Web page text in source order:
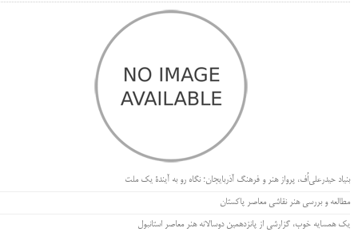
بنیاد حیدرعلی‌اُف، پرواز هنر و فرهنگ آذربایجان؛ نگاه رو به آیندۀ یک ملت
مطالعه و بررسی هنر نقاشی معاصر پاکستان
یک همسایه خوب، گزارشی از پانزدهمین دوسالانه هنر معاصر استانبول